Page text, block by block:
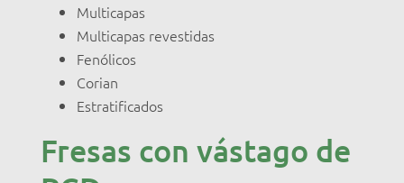
Multicapas
Multicapas revestidas
Fenólicos
Corian
Estratificados
Fresas con vástago de